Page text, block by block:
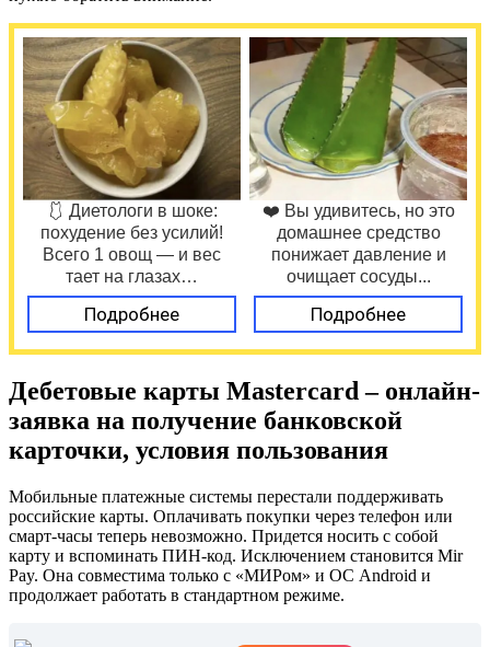
🩱 Диетологи в шоке:
похудение без усилий!
Всего 1 овощ — и вес
тает на глазах…
Подробнее
❤️ Вы удивитесь, но это
домашнее средство
понижает давление и
очищает сосуды...
Подробнее
Дебетовые карты Mastercard – онлайн-
заявка на получение банковской
карточки, условия пользования
Мобильные платежные системы перестали поддерживать
российские карты. Оплачивать покупки через телефон или
смарт-часы теперь невозможно. Придется носить с собой
карту и вспоминать ПИН-код. Исключением становится Mir
Pay. Она совместима только с «МИРом» и ОС Android и
продолжает работать в стандартном режиме.